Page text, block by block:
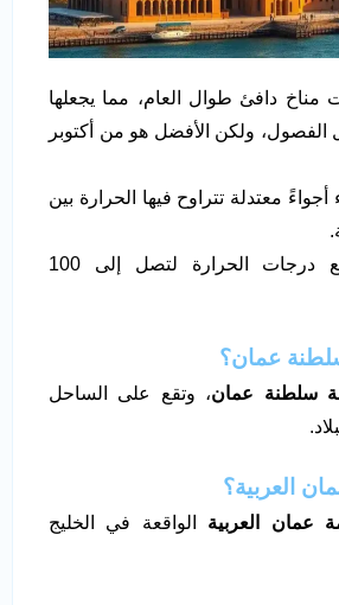
دافئ طوال العام، مما يجعلها
ولكن الأفضل هو من أكتوبر
معتدلة تتراوح فيها الحرارة بين
في الصيف، ترتفع درجات الحرارة لتصل إلى 100
عمان؟
سلطنة عمان، وتقع على الساحل
العربية؟
عمان العربية الواقعة في الخليج